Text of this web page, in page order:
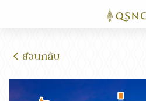
ย้อนกลับ